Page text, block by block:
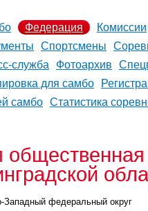
Федерация
Комиссии
Спортсмены
служба
Фотоархив
для самбо
самбо Статистика
Западный федеральный округ